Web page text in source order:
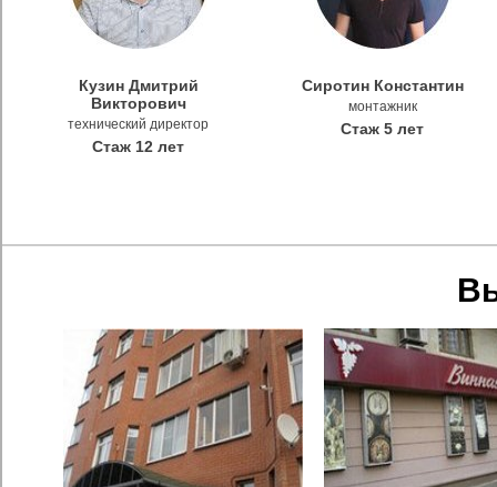
Кузин Дмитрий
Викторович
технический директор
Стаж 12 лет
Сиротин Константин
монтажник
Стаж 5 лет